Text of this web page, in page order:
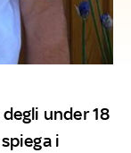
under 18
i